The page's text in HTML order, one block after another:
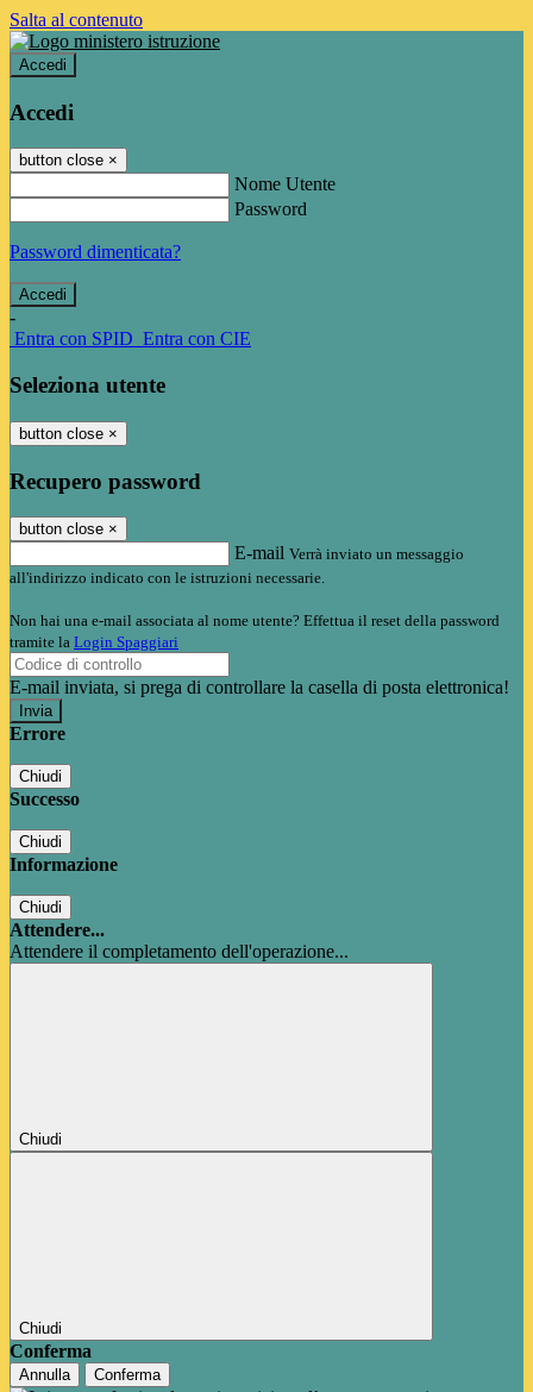
Salta al contenuto
Accedi
Accedi
button close ×
Nome Utente
Password
Password dimenticata?
-
Entra con SPID Entra con CIE
Seleziona utente
button close ×
Recupero password
button close ×
E-mail Verrà inviato un messaggio
all'indirizzo indicato con le istruzioni necessarie.
Non hai una e-mail associata al nome utente? Effettua il reset della password
tramite la Login Spaggiari
E-mail inviata, si prega di controllare la casella di posta elettronica!
Errore
Chiudi
Successo
Chiudi
Informazione
Chiudi
Attendere...
Attendere il completamento dell'operazione...
Chiudi
Chiudi
Conferma
Annulla Conferma